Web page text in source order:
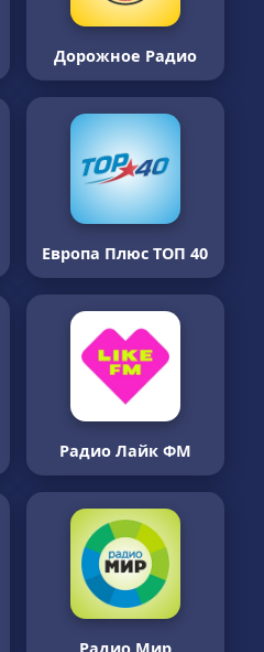
Дорожное Радио
Европа Плюс ТОП 40
Радио Лайк ФМ